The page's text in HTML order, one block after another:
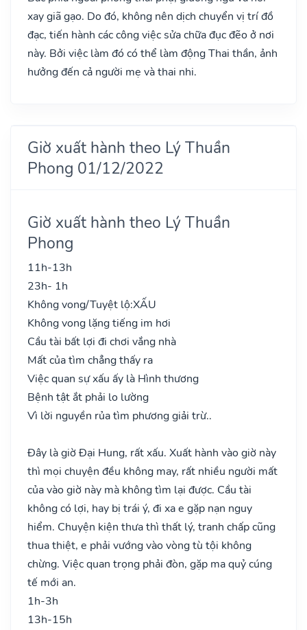
xay giã gạo. Do đó, không nên dịch chuyển vị trí đồ
đạc, tiến hành các công việc sửa chữa đục đẽo ở nơi
này. Bởi việc làm đó có thể làm động Thai thần, ảnh
hưởng đến cả người mẹ và thai nhi.
Giờ xuất hành theo Lý Thuần
Phong 01/12/2022
Giờ xuất hành theo Lý Thuần
Phong
11h-13h
23h- 1h
Không vong/Tuyệt lộ:XẤU
Không vong lặng tiếng im hơi
Cầu tài bất lợi đi chơi vắng nhà
Mất của tìm chẳng thấy ra
Việc quan sự xấu ấy là Hình thương
Bệnh tật ắt phải lo lường
Vì lời nguyền rủa tìm phương giải trừ..
Đây là giờ Đại Hung, rất xấu. Xuất hành vào giờ này
thì mọi chuyện đều không may, rất nhiều người mất
của vào giờ này mà không tìm lại được. Cầu tài
không có lợi, hay bị trái ý, đi xa e gặp nạn nguy
hiểm. Chuyện kiện thưa thì thất lý, tranh chấp cũng
thua thiệt, e phải vướng vào vòng tù tội không
chừng. Việc quan trọng phải đòn, gặp ma quỷ cúng
tế mới an.
1h-3h
13h-15h